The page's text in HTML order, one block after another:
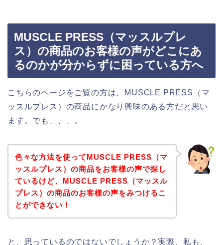
MUSCLE PRESS（マッスルプレ
ス）の商品のお客様の声がどこにあ
るのかが分からずに困っている方へ
こちらのページをご覧の方は、MUSCLE PRESS（マ
ッスルプレス）の商品にかなり興味のある方だと思い
ます。でも、、、。
色々な方法を使ってMUSCLE PRESS（マ
ッスルプレス）の商品をお客様の声で探し
ているけど、MUSCLE PRESS（マッスル
プレス）の商品のお客様の声をみつけるこ
とができない！
と、思っているのではないでしょうか？実際、私も、